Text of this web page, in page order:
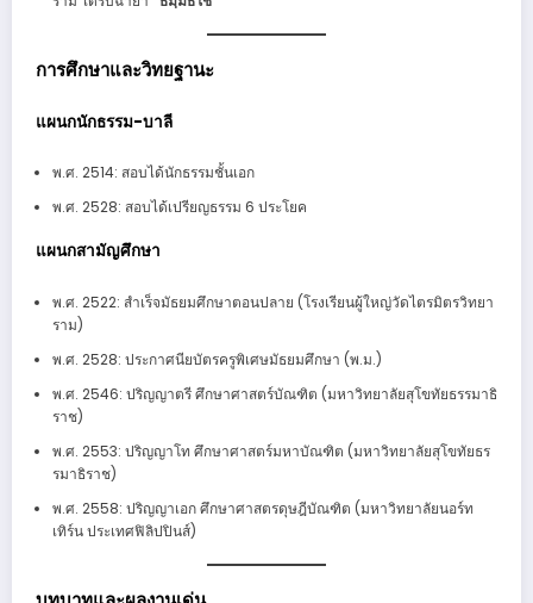
การศึกษาและวิทยฐานะ
แผนกนักธรรม-บาลี
พ.ศ. 2514: สอบได้นักธรรมชั้นเอก
พ.ศ. 2528: สอบได้เปรียญธรรม 6 ประโยค
แผนกสามัญศึกษา
พ.ศ. 2522: สำเร็จมัธยมศึกษาตอนปลาย (โรงเรียนผู้ใหญ่วัดไตรมิตรวิทยา
ราม)
พ.ศ. 2528: ประกาศนียบัตรครูพิเศษมัธยมศึกษา (พ.ม.)
พ.ศ. 2546: ปริญญาตรี ศึกษาศาสตร์บัณฑิต (มหาวิทยาลัยสุโขทัยธรรมาธิ
ราช)
พ.ศ. 2553: ปริญญาโท ศึกษาศาสตร์มหาบัณฑิต (มหาวิทยาลัยสุโขทัยธร
รมาธิราช)
พ.ศ. 2558: ปริญญาเอก ศึกษาศาสตรดุษฎีบัณฑิต (มหาวิทยาลัยนอร์ท
เทิร์น ประเทศฟิลิปปินส์)